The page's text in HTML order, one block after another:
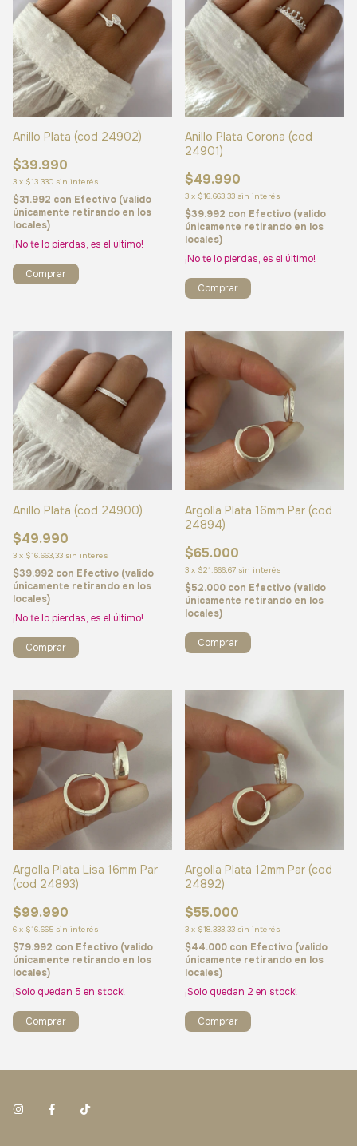
Anillo Plata (cod 24902)
$39.990
3 x $13.330 sin interés
$31.992 con Efectivo (valido
únicamente retirando en los
locales)
¡No te lo pierdas, es el último!
Comprar
Anillo Plata Corona (cod
24901)
$49.990
3 x $16.663,33 sin interés
$39.992 con Efectivo (valido
únicamente retirando en los
locales)
¡No te lo pierdas, es el último!
Comprar
Anillo Plata (cod 24900)
$49.990
3 x $16.663,33 sin interés
$39.992 con Efectivo (valido
únicamente retirando en los
locales)
¡No te lo pierdas, es el último!
Comprar
Argolla Plata 16mm Par (cod
24894)
$65.000
3 x $21.666,67 sin interés
$52.000 con Efectivo (valido
únicamente retirando en los
locales)
Argolla Plata Lisa 16mm Par
(cod 24893)
$99.990
6 x $16.665 sin interés
$79.992 con Efectivo (valido
únicamente retirando en los
locales)
¡Solo quedan 5 en stock!
Argolla Plata 12mm Par (cod
24892)
$55.000
3 x $18.333,33 sin interés
$44.000 con Efectivo (valido
únicamente retirando en los
locales)
¡Solo quedan 2 en stock!